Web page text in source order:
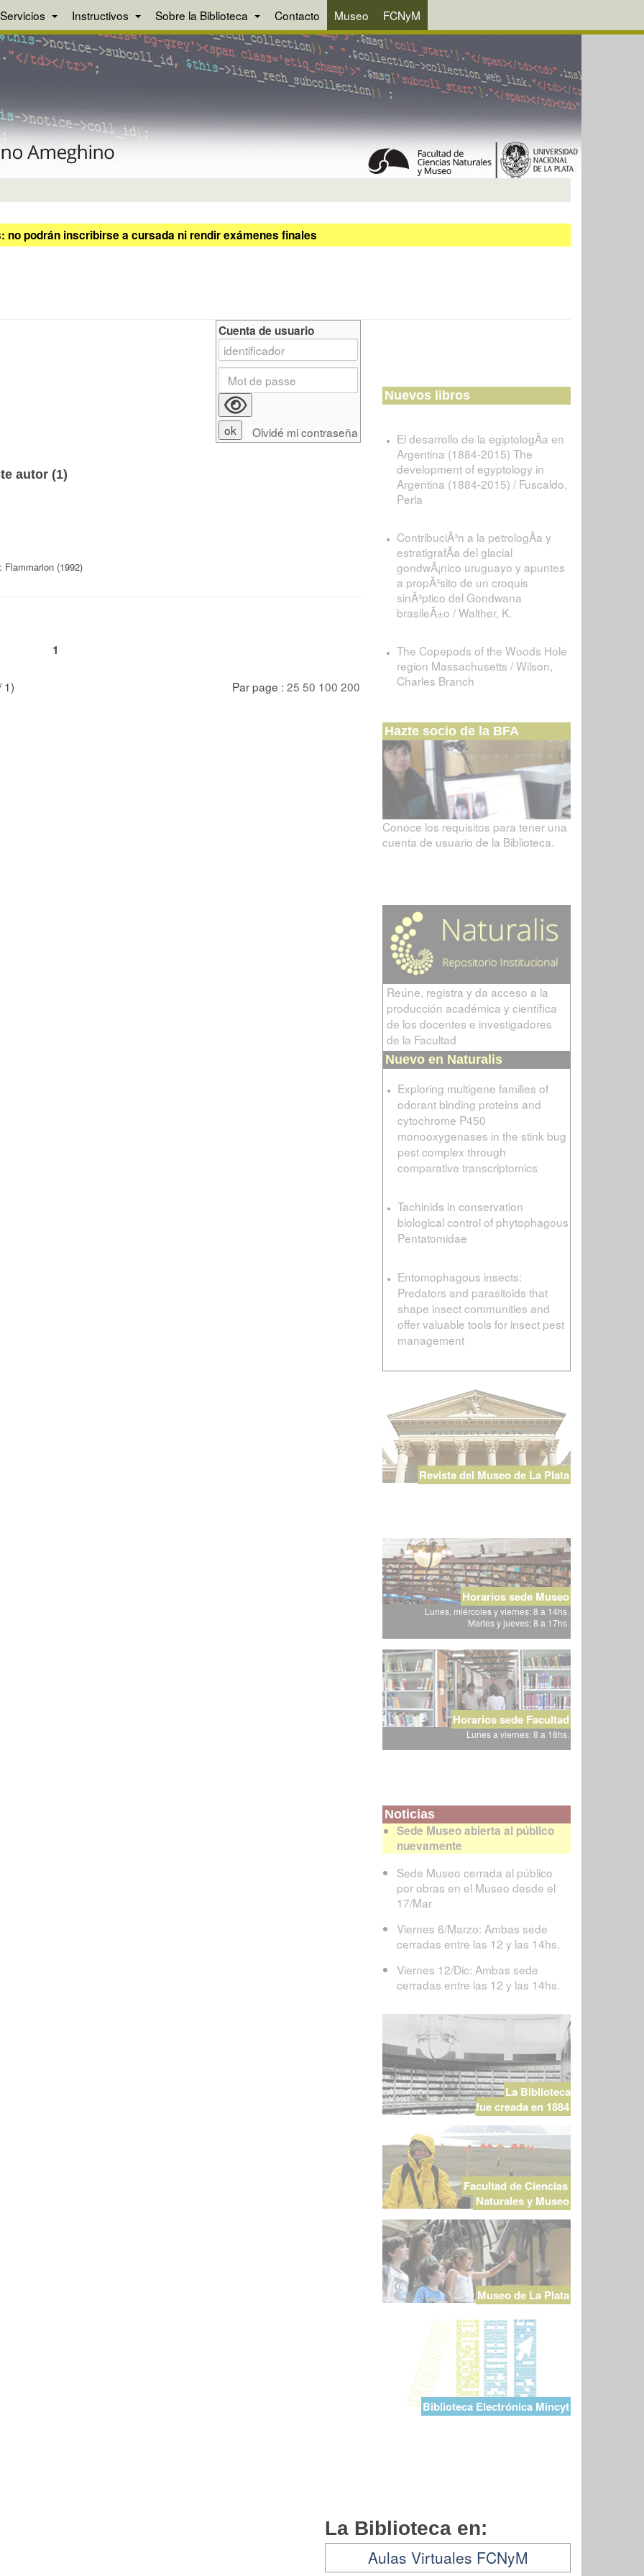
Servicios Instructivos Sobre la Biblioteca Contacto Museo FCNyM
podrán inscribirse a cursada ni rendir exámenes finales
autor (1)
Flammarion (1992)
1
1) Par page : 25 50 100 200
Cuenta de usuario
Olvidé mi contraseña
Nuevos libros
El desarrollo de la egiptologÃ­a en
Argentina (1884-2015) The
development of egyptology in
Argentina (1884-2015) / Fuscaldo,
Perla
ContribuciÃ³n a la petrologÃ­a y
estratigrafÃ­a del glacial
gondwÃ¡nico uruguayo y apuntes
a propÃ³sito de un croquis
sinÃ³ptico del Gondwana
brasileÃ±o / Walther, K.
The Copepods of the Woods Hole
region Massachusetts / Wilson,
Charles Branch
Hazte socio de la BFA
Conoce los requisitos para tener una
cuenta de usuario de la Biblioteca.
Reúne, registra y da acceso a la
producción académica y científica
de los docentes e investigadores
de la Facultad
Nuevo en Naturalis
Exploring multigene families of
odorant binding proteins and
cytochrome P450
monooxygenases in the stink bug
pest complex through
comparative transcriptomics
Tachinids in conservation
biological control of phytophagous
Pentatomidae
Entomophagous insects:
Predators and parasitoids that
shape insect communities and
offer valuable tools for insect pest
management
Revista del Museo de La Plata
Horarios sede Museo
Lunes, miércoles y viernes: 8 a 14hs.
Martes y jueves: 8 a 17hs.
Horarios sede Facultad
Lunes a viernes: 8 a 18hs.
Noticias
Sede Museo abierta al público
nuevamente
Sede Museo cerrada al público
por obras en el Museo desde el
17/Mar
Viernes 6/Marzo: Ambas sede
cerradas entre las 12 y las 14hs.
Viernes 12/Dic: Ambas sede
cerradas entre las 12 y las 14hs.
La Biblioteca
fue creada en 1884
Facultad de Ciencias
Naturales y Museo
Museo de La Plata
Biblioteca Electrónica Mincyt
La Biblioteca en:
Aulas Virtuales FCNyM